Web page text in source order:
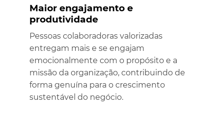
Maior engajamento e
produtividade
Pessoas colaboradoras valorizadas
entregam mais e se engajam
emocionalmente com o propósito e a
missão da organização, contribuindo de
forma genuína para o crescimento
sustentável do negócio.